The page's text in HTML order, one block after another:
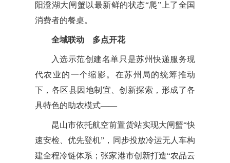
阳澄湖大闸蟹以最新鲜的状态“爬”上了全国
消费者的餐桌。
全域联动 多点开花
入选示范创建名单只是苏州快递服务现
代农业的一个缩影。在苏州局的统筹推动
下，各区县因地制宜、创新探索，形成了各
具特色的助农模式——
昆山市依托航空前置货站实现大闸蟹“快
速安检、优先登机”，同步投放冷运无人车构
建全程冷链体系；张家港市创新打造“农品云